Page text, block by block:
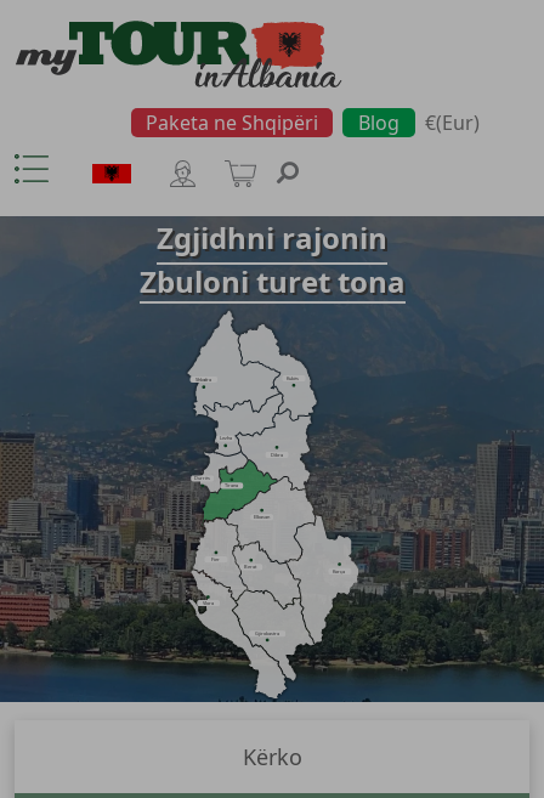
Paketa ne Shqipëri Blog €(Eur)
Lezha
Shkodra Kukës
Tirana
Durrës
Dibra
Elbasan
Berat
Fier
Korça
Vlora
Gjirokastra
Zgjidhni rajonin
Zbuloni turet tona